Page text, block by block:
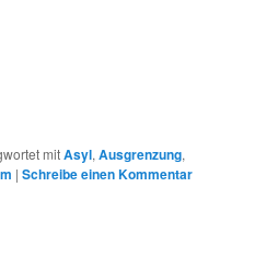
mitAsyl, Ausgrenzung,
| Schreibe einen Kommentar